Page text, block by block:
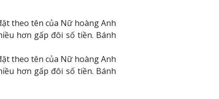
theo tên của Nữ hoàng Anh
hơn gấp đôi số tiền. Bánh
theo tên của Nữ hoàng Anh
hơn gấp đôi số tiền. Bánh